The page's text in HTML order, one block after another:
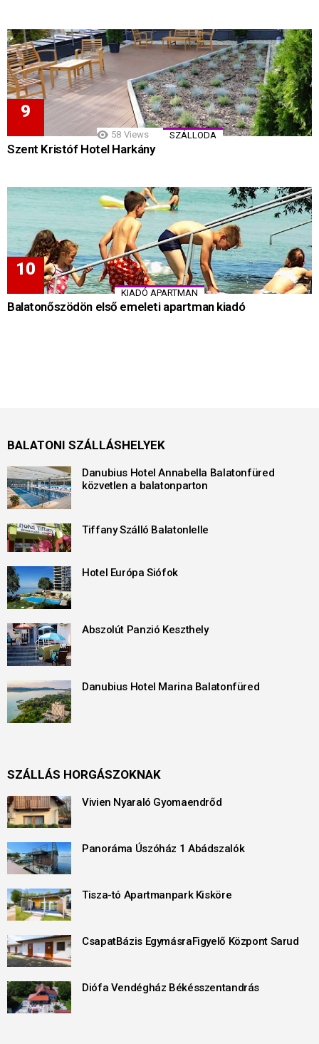
58 Views SZÁLLODA
Szent Kristóf Hotel Harkány
KIADÓ APARTMAN
Balatonőszödön első emeleti apartman kiadó
BALATONI SZÁLLÁSHELYEK
Danubius Hotel Annabella Balatonfüred
közvetlen a balatonparton
Tiffany Szálló Balatonlelle
Hotel Európa Siófok
Abszolút Panzió Keszthely
Danubius Hotel Marina Balatonfüred
SZÁLLÁS HORGÁSZOKNAK
Vivien Nyaraló Gyomaendrőd
Panoráma Úszóház 1 Abádszalók
Tisza-tó Apartmanpark Kisköre
CsapatBázis EgymásraFigyelő Központ Sarud
Diófa Vendégház Békésszentandrás